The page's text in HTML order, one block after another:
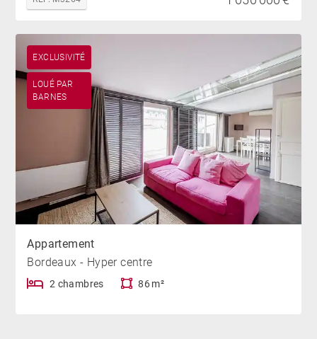
EXCLUSIVITÉ
LOUÉ PAR
BARNES
Appartement
Bordeaux - Hyper centre
2 chambres 86 m²